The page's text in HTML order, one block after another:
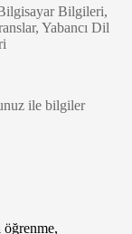
Bilgileri,
Yabancı Dil
ile bilgiler